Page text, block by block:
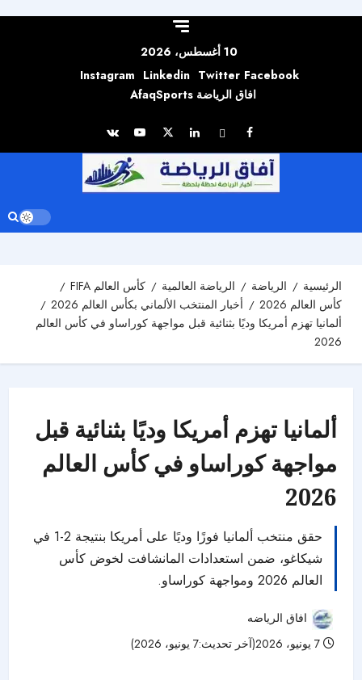
10 أغسطس، 2026
Facebook
Twitter
Linkedin
Instagram
افاق الرياضة AfaqSports
الرئيسية الرياضة الرياضة العالمية
كأس العالم FIFA
كأس العالم 2026
أخبار المنتخب الألماني بكأس العالم 2026
ألمانيا تهزم أمريكا وديًا بثنائية قبل مواجهة كوراساو في كأس العالم
2026
ألمانيا تهزم أمريكا وديًا بثنائية قبل
مواجهة كوراساو في كأس العالم
2026
حقق منتخب ألمانيا فوزًا وديًا على أمريكا بنتيجة 2-1 في
شيكاغو، ضمن استعدادات المانشافت لخوض كأس
العالم 2026 ومواجهة كوراساو.
افاق الرياضه
7 يونيو، 2026(آخر تحديث:7 يونيو، 2026)